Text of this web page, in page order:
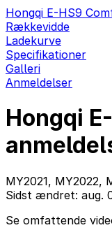
Hongqi E-HS9
Rækkevidde
Ladekurve
Specifikationer
Galleri
Anmeldelser
Hongqi
MY2021, MY2022,
Sidst ændret: aug.
Se omfattende